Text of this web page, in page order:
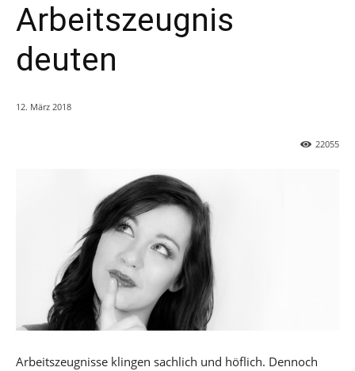
Arbeitszeugnis
deuten
12. März 2018
22055
Arbeitszeugnisse klingen sachlich und höflich. Dennoch